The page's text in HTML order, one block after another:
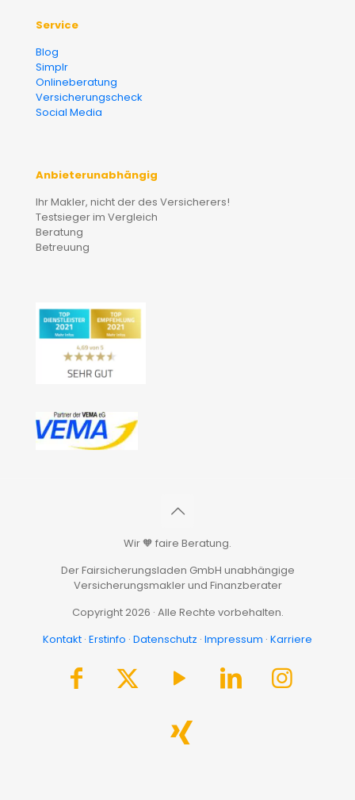
Service
Blog
Simplr
Onlineberatung
Versicherungscheck
Social Media
Anbieterunabhängig
Ihr Makler, nicht der des Versicherers!
Testsieger im Vergleich
Beratung
Betreuung
Wir 🧡 faire Beratung.
Der Fairsicherungsladen GmbH unabhängige
Versicherungsmakler und Finanzberater
Copyright 2026 · Alle Rechte vorbehalten.
Kontakt · Erstinfo · Datenschutz · Impressum · Karriere